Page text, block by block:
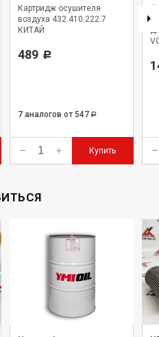
Картридж осушителя
воздуха 432.410.222.7
КИТАЙ
489 Р
7 аналогов от 547 Р
Купить